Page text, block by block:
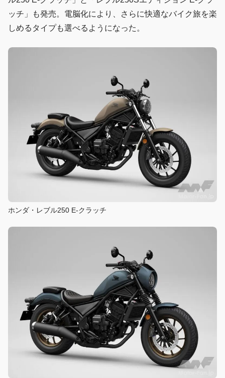
ッチ」も発売。電脳化により、さらに快適なバイク旅を楽
しめるタイプも選べるようになった。
ホンダ・レブル250 E-クラッチ